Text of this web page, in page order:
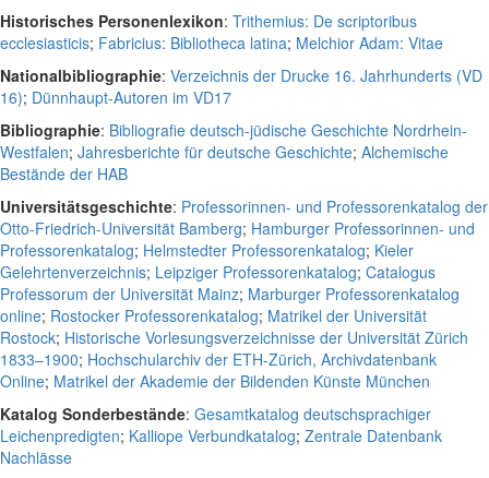
Historisches Personenlexikon: Trithemius: De scriptoribus
ecclesiasticis; Fabricius: Bibliotheca latina; Melchior Adam: Vitae
Nationalbibliographie: Verzeichnis der Drucke 16. Jahrhunderts (VD
16); Dünnhaupt-Autoren im VD17
Bibliographie: Bibliografie deutsch-jüdische Geschichte Nordrhein-
Westfalen; Jahresberichte für deutsche Geschichte; Alchemische
Bestände der HAB
Universitätsgeschichte: Professorinnen- und Professorenkatalog der
Otto-Friedrich-Universität Bamberg; Hamburger Professorinnen- und
Professorenkatalog; Helmstedter Professorenkatalog; Kieler
Gelehrtenverzeichnis; Leipziger Professorenkatalog; Catalogus
Professorum der Universität Mainz; Marburger Professorenkatalog
online; Rostocker Professorenkatalog; Matrikel der Universität
Rostock; Historische Vorlesungsverzeichnisse der Universität Zürich
1833–1900; Hochschularchiv der ETH-Zürich, Archivdatenbank
Online; Matrikel der Akademie der Bildenden Künste München
Katalog Sonderbestände: Gesamtkatalog deutschsprachiger
Leichenpredigten; Kalliope Verbundkatalog; Zentrale Datenbank
Nachlässe